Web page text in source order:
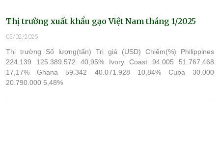
Thị trường xuất khẩu gạo Việt Nam tháng 1/2025
05/02/2025
Thị trường Số lượng(tấn) Trị giá (USD) Chiếm(%) Philippines
224.139 125.389.572 40,95% Ivory Coast 94.005 51.767.468
17,17% Ghana 59.342 40.071.928 10,84% Cuba 30.000
20.790.000 5,48%